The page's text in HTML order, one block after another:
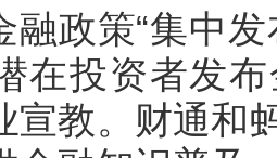
融政策“集中
在投资者发
宣教。财通和